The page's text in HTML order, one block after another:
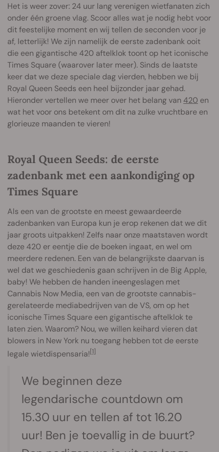
Het is weer zover: 24 uur lang verenigen wietfanaten zich
onder één groene vlag. Scoor alles wat je nodig hebt voor
dit feestelijke moment en wij tellen de seconden voor je
af, letterlijk! We zijn namelijk de eerste zadenbank ooit
die een gigantische 420 aftelklok toont op het iconische
Times Square (waarover later meer). Sinds de laatste
keer dat we deze speciale dag vierden, hebben we bij
Royal Queen Seeds een heel bijzonder jaar gehad.
Hieronder vertellen we meer over het belang van 420 en
wat het voor ons betekent om dit na zulke vruchtbare en
glorieuze maanden te vieren!
Royal Queen Seeds: de eerste
zadenbank met een aankondiging op
Times Square
Als een van de grootste en meest gewaardeerde
zadenbanken van Europa kun je erop rekenen dat we dit
jaar groots uitpakken! Zelfs naar onze maatstaven wordt
deze 420 er eentje die de boeken ingaat, en wel om
meerdere redenen. Een van de belangrijkste daarvan is
wel dat we geschiedenis gaan schrijven in de Big Apple,
baby! We hebben de handen ineengeslagen met
Cannabis Now Media, een van de grootste cannabis-
gerelateerde mediabedrijven van de VS, om op het
iconische Times Square een gigantische aftelklok te
laten zien. Waarom? Nou, we willen keihard vieren dat
blowers in New York nu toegang hebben tot de eerste
legale wietdispensaria![1]
We beginnen deze
legendarische countdown om
15.30 uur en tellen af tot 16.20
uur! Ben je toevallig in de buurt?